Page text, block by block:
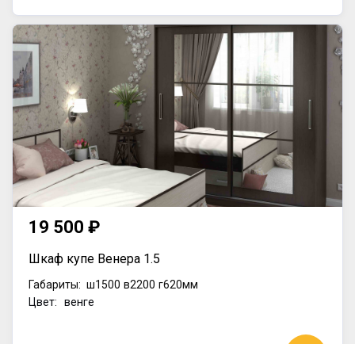
19 500 ₽
Шкаф купе Венера 1.5
Габариты: ш1500 в2200 г620мм
Цвет: венге